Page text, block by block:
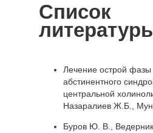
Список
Лечение острой фазы
абстинентного
центральной
Назаралиев Ж.Б.,
Буров Ю. В.,